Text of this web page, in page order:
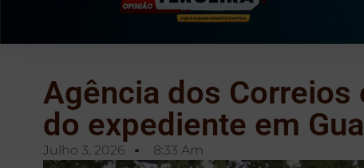
Agência dos Correios
do expediente em
Julho 3, 2026 8:33 Am